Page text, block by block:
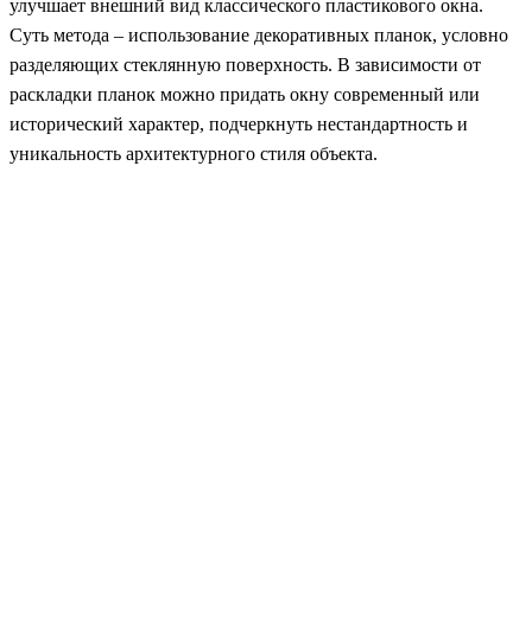
улучшает внешний вид классического пластикового окна.
Суть метода – использование декоративных планок, условно
разделяющих стеклянную поверхность. В зависимости от
раскладки планок можно придать окну современный или
исторический характер, подчеркнуть нестандартность и
уникальность архитектурного стиля объекта.